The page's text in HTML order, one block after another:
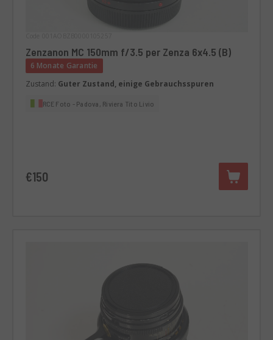
Zenzanon MC 150mm f/3.5 per Zenza 6x4.5 (B)
6 Monate Garantie
Zustand: Guter Zustand, einige Gebrauchsspuren
RCE Foto - Padova, Riviera Tito Livio
€150